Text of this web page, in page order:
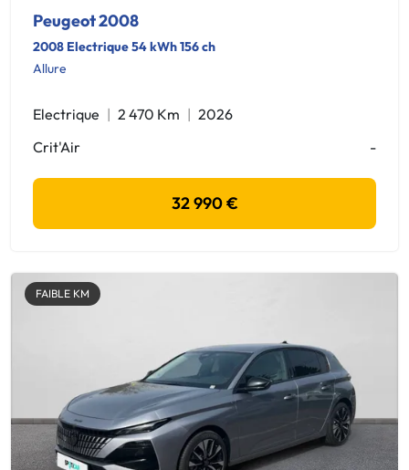
Peugeot 2008
2008 Electrique 54 kWh 156 ch
Allure
Electrique 2 470 Km
2026
Crit'Air
-
32 990 €
FAIBLE KM